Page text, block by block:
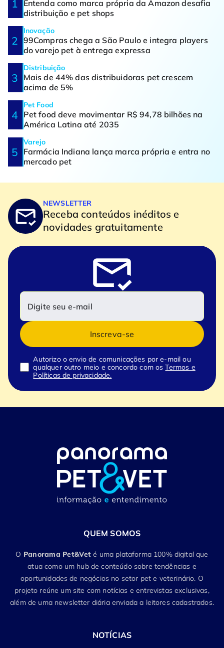
Entenda como marca própria da Amazon desafia
distribuição e pet shops
Inovação
99Compras chega a São Paulo e integra players
do varejo pet à entrega expressa
Distribuição
Mais de 44% das distribuidoras pet crescem
acima de 5%
Pet Food
Pet food deve movimentar R$ 94,78 bilhões na
América Latina até 2035
Varejo
Farmácia Indiana lança marca própria e entra no
mercado pet
NEWSLETTER
Receba conteúdos inéditos e
novidades gratuitamente
Inscreva-se
Autorizo o envio de comunicações por e-mail ou
qualquer outro meio e concordo com osTermos e
Políticas de privacidade.
QUEM SOMOS
O Panorama Pet&Vet é uma plataforma 100% digital que
atua como um hub de conteúdo sobre tendências e
oportunidades de negócios no setor pet e veterinário. O
projeto reúne um site com notícias e entrevistas exclusivas,
além de uma newsletter diária enviada a leitores cadastrados.
NOTÍCIAS